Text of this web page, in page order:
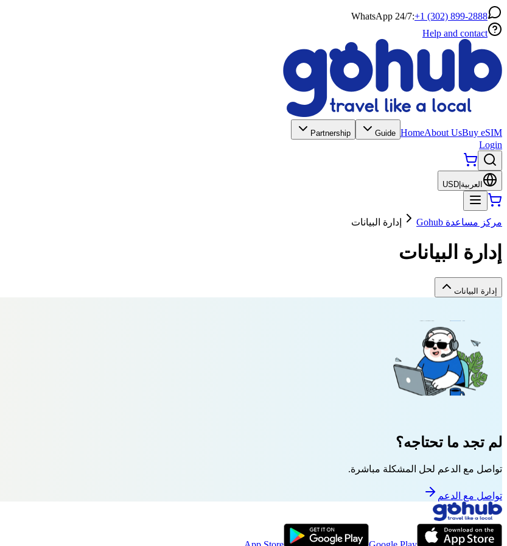
WhatsApp 24/7:+1 (302) 899-2888
Help and contact
HomeAbout UsBuy eSIM
Guide
Partnership
Login
العربية USD
مركز مساعدة Gohub إدارة البيانات
إدارة البيانات
إدارة البيانات
لم تجد ما تحتاجه؟
تواصل مع الدعم لحل المشكلة مباشرة.
تواصل مع الدعم